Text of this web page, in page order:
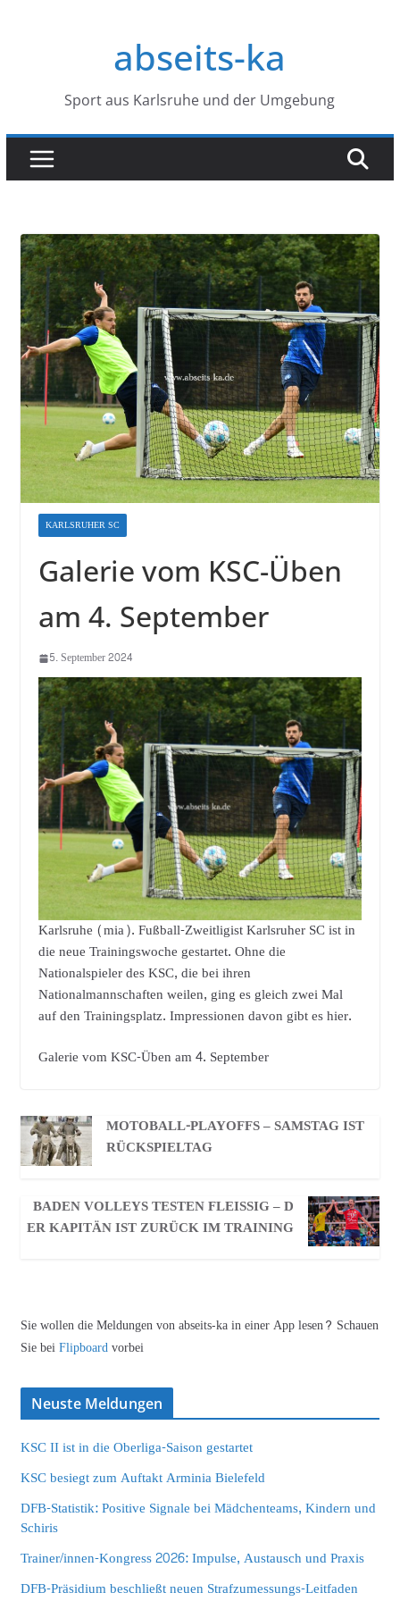
abseits-ka
Sport aus Karlsruhe und der Umgebung
KARLSRUHER SC
Galerie vom KSC-Üben
am 4. September
5. September 2024
Karlsruhe (mia). Fußball-Zweitligist Karlsruher SC ist in
die neue Trainingswoche gestartet. Ohne die
Nationalspieler des KSC, die bei ihren
Nationalmannschaften weilen, ging es gleich zwei Mal
auf den Trainingsplatz. Impressionen davon gibt es hier.
Galerie vom KSC-Üben am 4. September
MOTOBALL-PLAYOFFS – SAMSTAG IST
RÜCKSPIELTAG
BADEN VOLLEYS TESTEN FLEISSIG – DE
R KAPITÄN IST ZURÜCK IM TRAINING
Sie wollen die Meldungen von abseits-ka in einer App lesen? Schauen
Sie beiFlipboardvorbei
Neuste Meldungen
KSC II ist in die Oberliga-Saison gestartet
KSC besiegt zum Auftakt Arminia Bielefeld
DFB-Statistik: Positive Signale bei Mädchenteams, Kindern und
Schiris
Trainer/innen-Kongress 2026: Impulse, Austausch und Praxis
DFB-Präsidium beschließt neuen Strafzumessungs-Leitfaden